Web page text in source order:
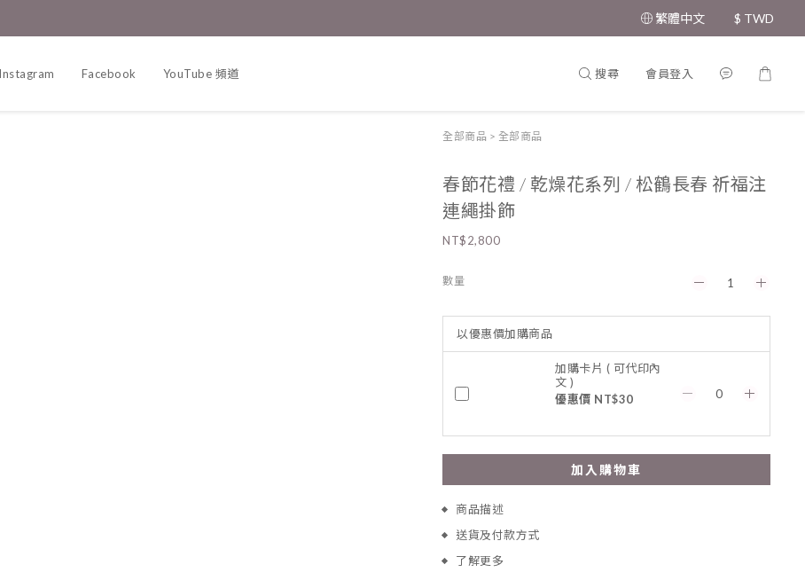
繁體中文 $ TWD
Instagram Facebook YouTube 頻道 搜尋 會員登入
全部商品 > 全部商品
春節花禮 / 乾燥花系列 / 松鶴長春 祈福注
連繩掛飾
NT$2,800
數量
以優惠價加購商品
加購卡片 ( 可代印內
文 )
優惠價 NT$30
加入購物車
商品描述
送貨及付款方式
了解更多